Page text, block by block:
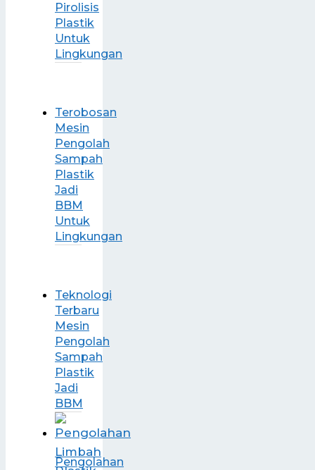
Pirolisis
Plastik
Untuk
Lingkungan
Terobosan
Mesin
Pengolah
Sampah
Plastik
Jadi
BBM
Untuk
Lingkungan
Teknologi
Terbaru
Mesin
Pengolah
Sampah
Plastik
Jadi
BBM
Pengolahan